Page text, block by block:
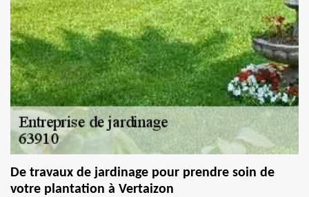
De travaux de jardinage pour prendre soin de
votre plantation à Vertaizon